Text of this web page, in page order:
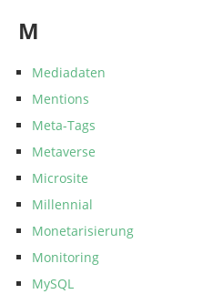
M
Mediadaten
Mentions
Meta-Tags
Metaverse
Microsite
Millennial
Monetarisierung
Monitoring
MySQL